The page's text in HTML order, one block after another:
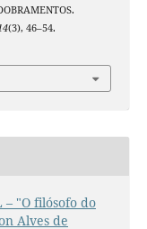
(3), 46–54.
– "O filósofo do
Alves de